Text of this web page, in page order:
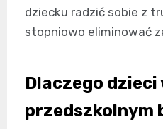
dziecku radzić sobie z
stopniowo eliminować
Dlaczego dzieci
przedszkolnym